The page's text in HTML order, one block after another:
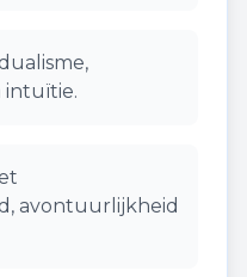
intuïtie.
avontuurlijkheid